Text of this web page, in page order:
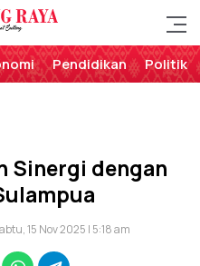
RayaSulteng
Pendidikan Politik
Sinergi dengan
15 Nov 2025 | 5:18 am